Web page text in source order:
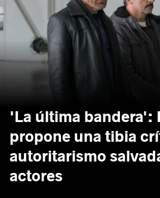
'La última bandera':
propone una tibia
autoritarismo
actores